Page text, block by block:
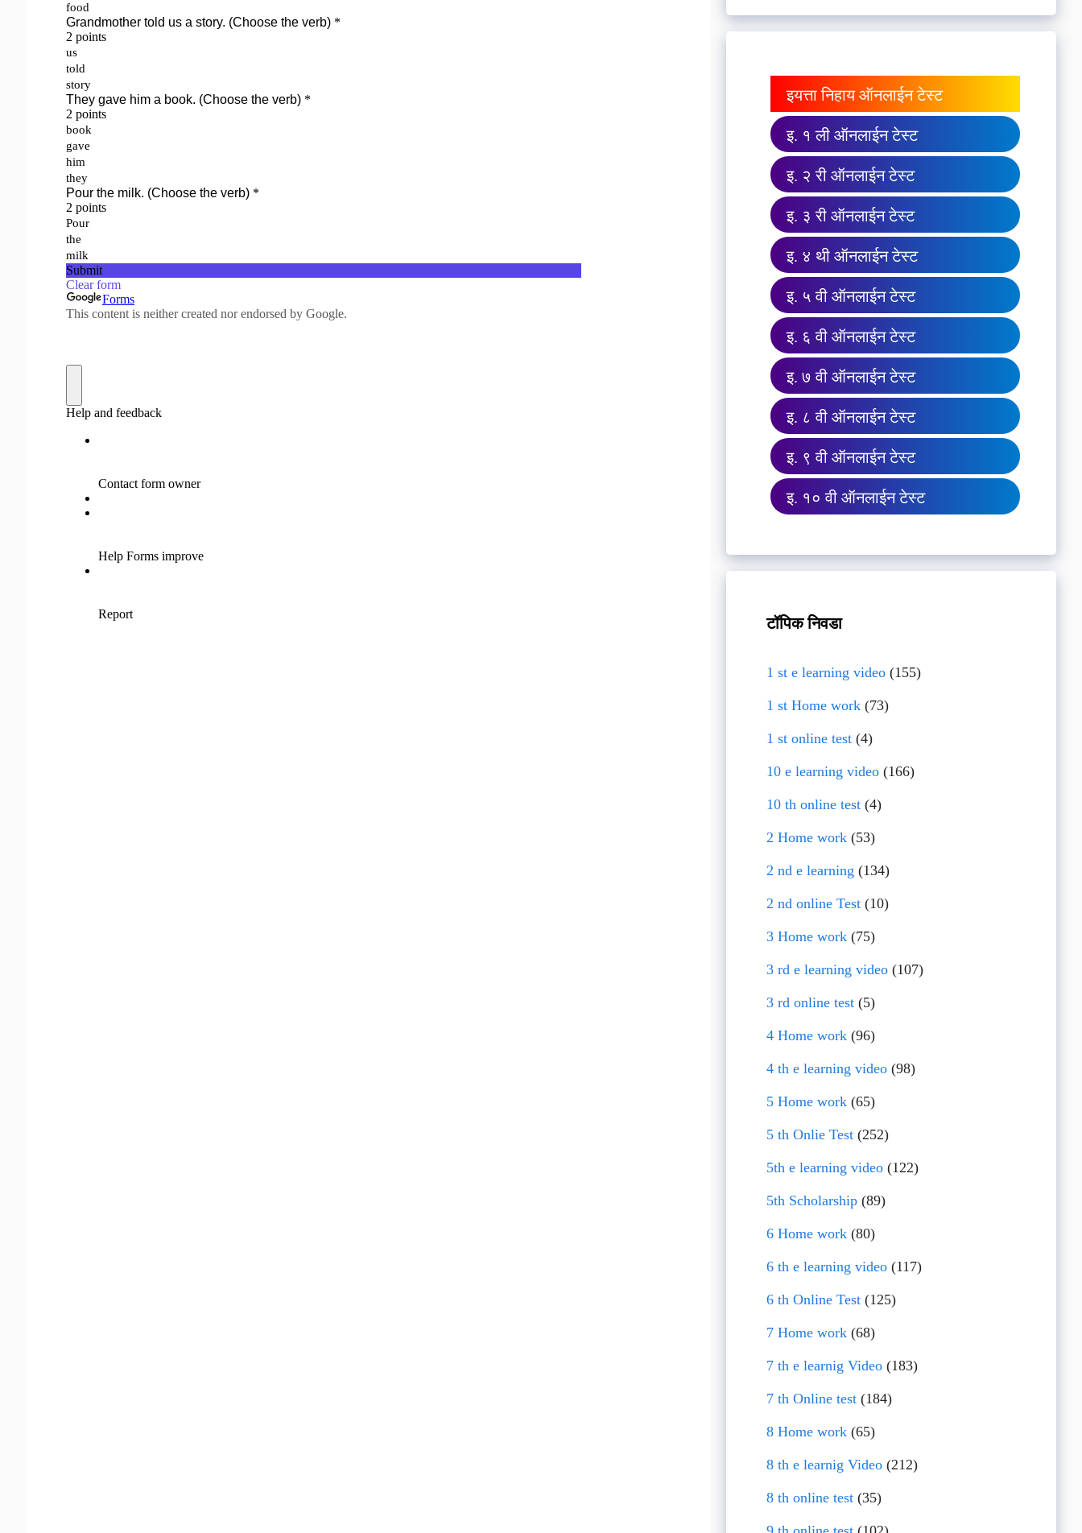
इयत्ता निहाय ऑनलाईन टेस्ट
इ. १ ली ऑनलाईन टेस्ट
इ. २ री ऑनलाईन टेस्ट
इ. ३ री ऑनलाईन टेस्ट
इ. ४ थी ऑनलाईन टेस्ट
इ. ५ वी ऑनलाईन टेस्ट
इ. ६ वी ऑनलाईन टेस्ट
इ. ७ वी ऑनलाईन टेस्ट
इ. ८ वी ऑनलाईन टेस्ट
इ. ९ वी ऑनलाईन टेस्ट
इ. १० वी ऑनलाईन टेस्ट
टॉपिक निवडा
1 st e learning video(155)
1 st Home work(73)
1 st online test(4)
10 e learning video(166)
10 th online test(4)
2 Home work(53)
2 nd e learning (134)
2 nd online Test(10)
3 Home work(75)
3 rd e learning video(107)
3 rd online test(5)
4 Home work(96)
4 th e learning video(98)
5 Home work(65)
5 th Onlie Test(252)
5th e learning video(122)
5th Scholarship(89)
6 Home work(80)
6 th e learning video(117)
6 th Online Test(125)
7 Home work(68)
7 th e learnig Video(183)
7 th Online test(184)
8 Home work(65)
8 th e learnig Video(212)
8 th online test(35)